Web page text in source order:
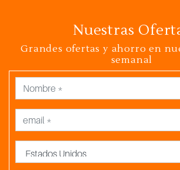
Nuestras
Grandes ofertas y ahorro en
semanal